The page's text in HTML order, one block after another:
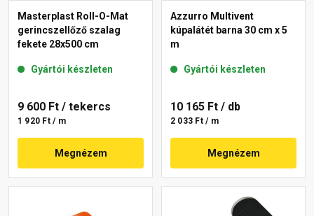
Masterplast Roll-O-Mat
gerincszellőző szalag
fekete 28x500 cm
Gyártói készleten
9 600 Ft / tekercs
1 920 Ft / m
Megnézem
Azzurro Multivent
kúpalátét barna 30 cm x 5
m
Gyártói készleten
10 165 Ft / db
2 033 Ft / m
Megnézem